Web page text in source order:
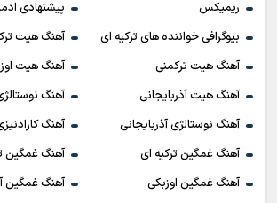
ریمیکس
پیشنهادی
بیوگرافی خواننده های ترکیه ای
آهنگ هیت
آهنگ هیت ترکمنی
آهنگ هیت
آهنگ هیت آذربایجانی
آهنگ
آهنگ نوستالژی آذربایجانی
آهنگ
آهنگ غمگین ترکیه ای
آهنگ غمگین
آهنگ غمگین اوزبکی
آهنگ غمگین